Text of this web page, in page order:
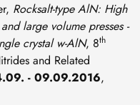
Rocksalt-type AlN: High
large volume presses -
crystal w-AlN, 8th
and Related
- 09.09.2016,